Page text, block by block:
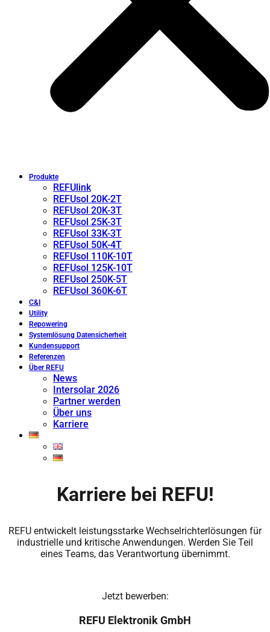
Produkte
REFUlink
REFUsol 20K-2T
REFUsol 20K-3T
REFUsol 25K-3T
REFUsol 33K-3T
REFUsol 50K-4T
REFUsol 110K-10T
REFUsol 125K-10T
REFUsol 250K-5T
REFUsol 360K-6T
C&I
Utility
Repowering
Systemlösung Datensicherheit
Kundensupport
Referenzen
Über REFU
News
Intersolar 2026
Partner werden
Über uns
Karriere
Karriere bei REFU!
REFU entwickelt leistungsstarke Wechselrichterlösungen für
industrielle und kritische Anwendungen. Werden Sie Teil
eines Teams, das Verantwortung übernimmt.
Jetzt bewerben:
REFU Elektronik GmbH